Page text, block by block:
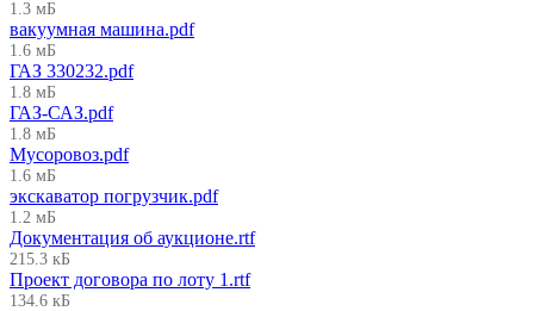
1.3 мБ
вакуумная машина.pdf
1.6 мБ
ГАЗ 330232.pdf
1.8 мБ
ГАЗ-САЗ.pdf
1.8 мБ
Мусоровоз.pdf
1.6 мБ
экскаватор погрузчик.pdf
1.2 мБ
Документация об аукционе.rtf
215.3 кБ
Проект договора по лоту 1.rtf
134.6 кБ